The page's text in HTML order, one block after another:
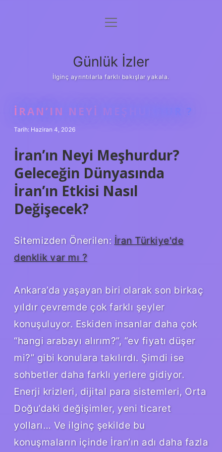
Anasayfa
Yasal Uyarı
menüyü
Günlük İzler
İlginç ayrıntılarla farklı bakışlar yakala.
İRAN’IN NEYI MEŞHURDUR ?
Tarih: Haziran 4, 2026
İran’ın Neyi Meşhurdur?
Geleceğin Dünyasında
İran’ın Etkisi Nasıl
Değişecek?
Sitemizden Önerilen: İran Türkiye'de
denklik var mı ?
Ankara’da yaşayan biri olarak son birkaç
yıldır çevremde çok farklı şeyler
konuşuluyor. Eskiden insanlar daha çok
“hangi arabayı alırım?”, “ev fiyatı düşer
mi?” gibi konulara takılırdı. Şimdi ise
sohbetler daha farklı yerlere gidiyor.
Enerji krizleri, dijital para sistemleri, Orta
Doğu’daki değişimler, yeni ticaret
yolları… Ve ilginç şekilde bu
konuşmaların içinde İran’ın adı daha fazla